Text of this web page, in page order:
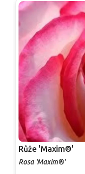
Růže 'Maxim®'
Rosa 'Maxim®'